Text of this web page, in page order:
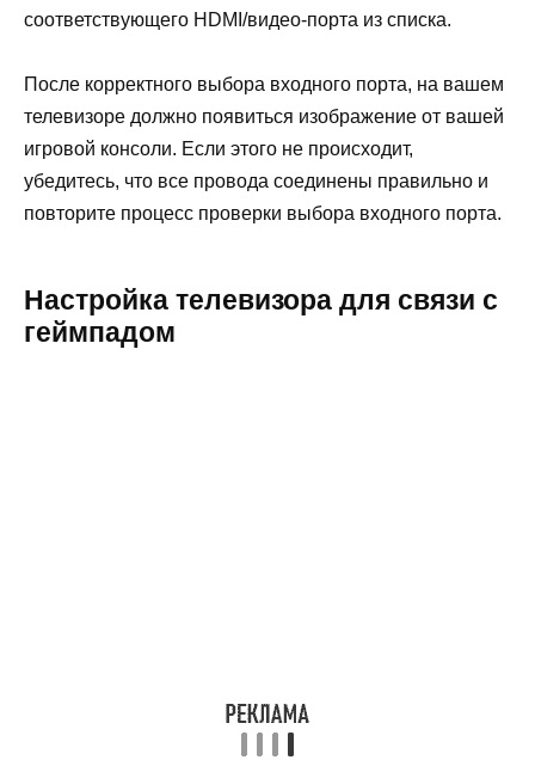
соответствующего HDMI/видео-порта из списка.
После корректного выбора входного порта, на вашем
телевизоре должно появиться изображение от вашей
игровой консоли. Если этого не происходит,
убедитесь, что все провода соединены правильно и
повторите процесс проверки выбора входного порта.
Настройка телевизора для связи с
геймпадом